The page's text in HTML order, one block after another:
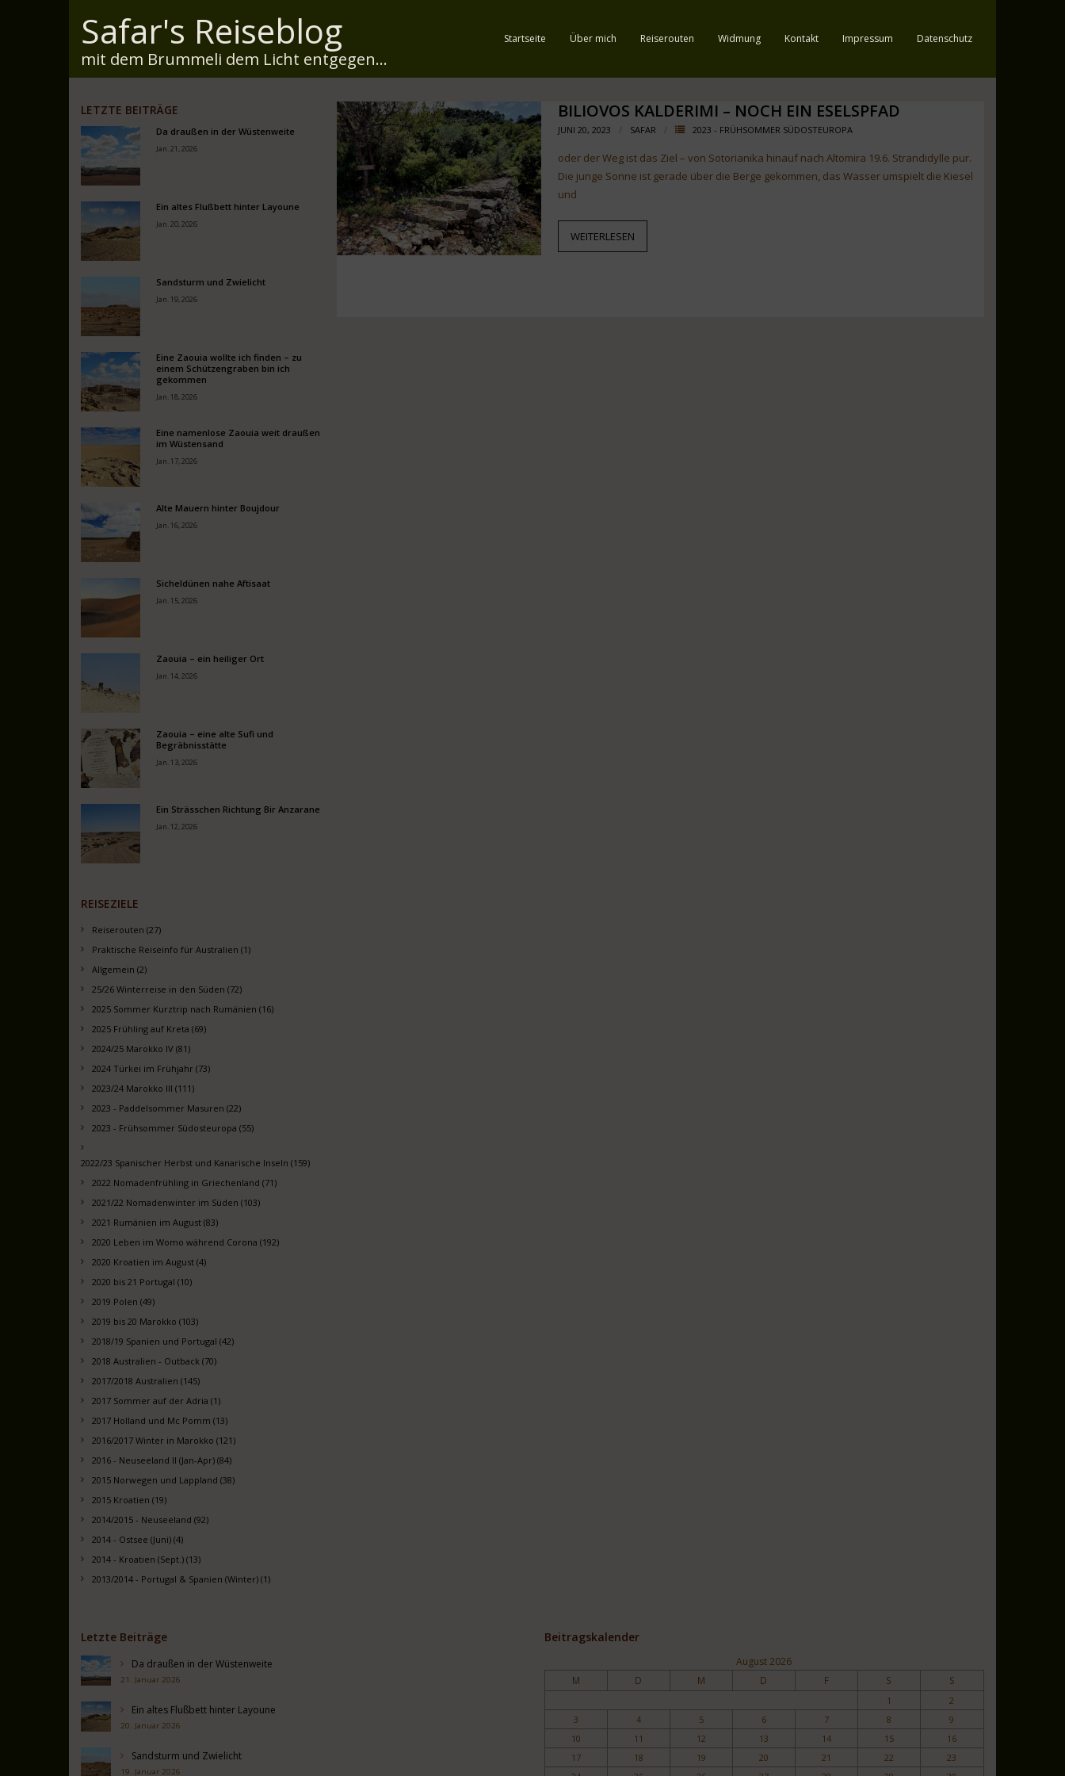
Safar's Reiseblog
mit dem Brummeli dem Licht entgegen...
Startseite Über mich Reiserouten Widmung Kontakt Impressum Datenschutz
BILIOVOS KALDERIMI – NOCH EIN ESELSPFAD
JUNI 20, 2023 SAFAR 2023 - FRÜHSOMMER SÜDOSTEUROPA
oder der Weg ist das Ziel – von Sotorianika hinauf nach Altomira 19.6. Strandidylle pur.
Die junge Sonne ist gerade über die Berge gekommen, das Wasser umspielt die Kiesel
und
WEITERLESEN
LETZTE BEITRÄGE
Da draußen in der Wüstenweite
Jan. 21, 2026
Ein altes Flußbett hinter Layoune
Jan. 20, 2026
Sandsturm und Zwielicht
Jan. 19, 2026
Eine Zaouia wollte ich finden – zu
einem Schützengraben bin ich
gekommen
Jan. 18, 2026
Eine namenlose Zaouia weit draußen
im Wüstensand
Jan. 17, 2026
Alte Mauern hinter Boujdour
Jan. 16, 2026
Sicheldünen nahe Aftisaat
Jan. 15, 2026
Zaouia – ein heiliger Ort
Jan. 14, 2026
Zaouia – eine alte Sufi und
Begräbnisstätte
Jan. 13, 2026
Ein Strässchen Richtung Bir Anzarane
Jan. 12, 2026
REISEZIELE
Reiserouten (27)
Praktische Reiseinfo für Australien (1)
Allgemein (2)
25/26 Winterreise in den Süden (72)
2025 Sommer Kurztrip nach Rumänien (16)
2025 Frühling auf Kreta (69)
2024/25 Marokko IV (81)
2024 Türkei im Frühjahr (73)
2023/24 Marokko III (111)
2023 - Paddelsommer Masuren (22)
2023 - Frühsommer Südosteuropa (55)
2022/23 Spanischer Herbst und Kanarische Inseln (159)
2022 Nomadenfrühling in Griechenland (71)
2021/22 Nomadenwinter im Süden (103)
2021 Rumänien im August (83)
2020 Leben im Womo während Corona (192)
2020 Kroatien im August (4)
2020 bis 21 Portugal (10)
2019 Polen (49)
2019 bis 20 Marokko (103)
2018/19 Spanien und Portugal (42)
2018 Australien - Outback (70)
2017/2018 Australien (145)
2017 Sommer auf der Adria (1)
2017 Holland und Mc Pomm (13)
2016/2017 Winter in Marokko (121)
2016 - Neuseeland II (Jan-Apr) (84)
2015 Norwegen und Lappland (38)
2015 Kroatien (19)
2014/2015 - Neuseeland (92)
2014 - Ostsee (Juni) (4)
2014 - Kroatien (Sept.) (13)
2013/2014 - Portugal & Spanien (Winter) (1)
Letzte Beiträge
Da draußen in der Wüstenweite
21. Januar 2026
Ein altes Flußbett hinter Layoune
20. Januar 2026
Sandsturm und Zwielicht
19. Januar 2026
Beitragskalender
August 2026
M D M D F S S
1
2
3
4 5 6 7 8
9
10
11 12 13 14 15
16
17
18 19 20 21 22
23